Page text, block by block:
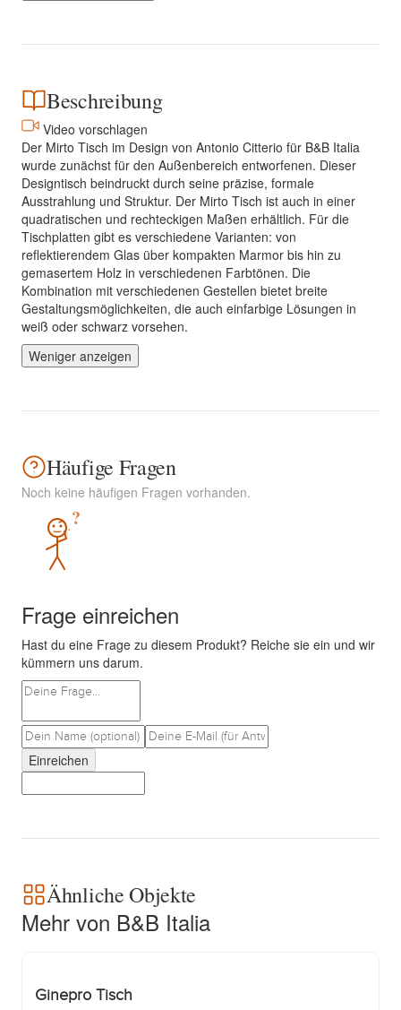
Beschreibung
Video vorschlagen
Der Mirto Tisch im Design von Antonio Citterio für B&B Italia
wurde zunächst für den Außenbereich entworfenen. Dieser
Designtisch beindruckt durch seine präzise, formale
Ausstrahlung und Struktur. Der Mirto Tisch ist auch in einer
quadratischen und rechteckigen Maßen erhältlich. Für die
Tischplatten gibt es verschiedene Varianten: von
reflektierendem Glas über kompakten Marmor bis hin zu
gemasertem Holz in verschiedenen Farbtönen. Die
Kombination mit verschiedenen Gestellen bietet breite
Gestaltungsmöglichkeiten, die auch einfarbige Lösungen in
weiß oder schwarz vorsehen.
Weniger anzeigen
Häufige Fragen
Noch keine häufigen Fragen vorhanden.
?
Frage einreichen
Hast du eine Frage zu diesem Produkt? Reiche sie ein und wir
kümmern uns darum.
Einreichen
Ähnliche Objekte
Mehr von B&B Italia
Ginepro Tisch